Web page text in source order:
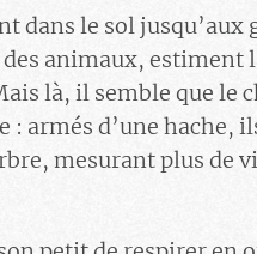
dans le sol
animaux, estiment
là, il semble que le
: armés d’une hache,
mesurant plus de